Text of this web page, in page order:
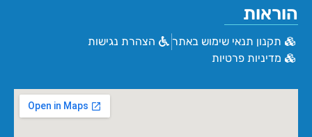
הוראות
תקנון תנאי שימוש באתר
הצהרת נגישות
מדיניות פרטיות